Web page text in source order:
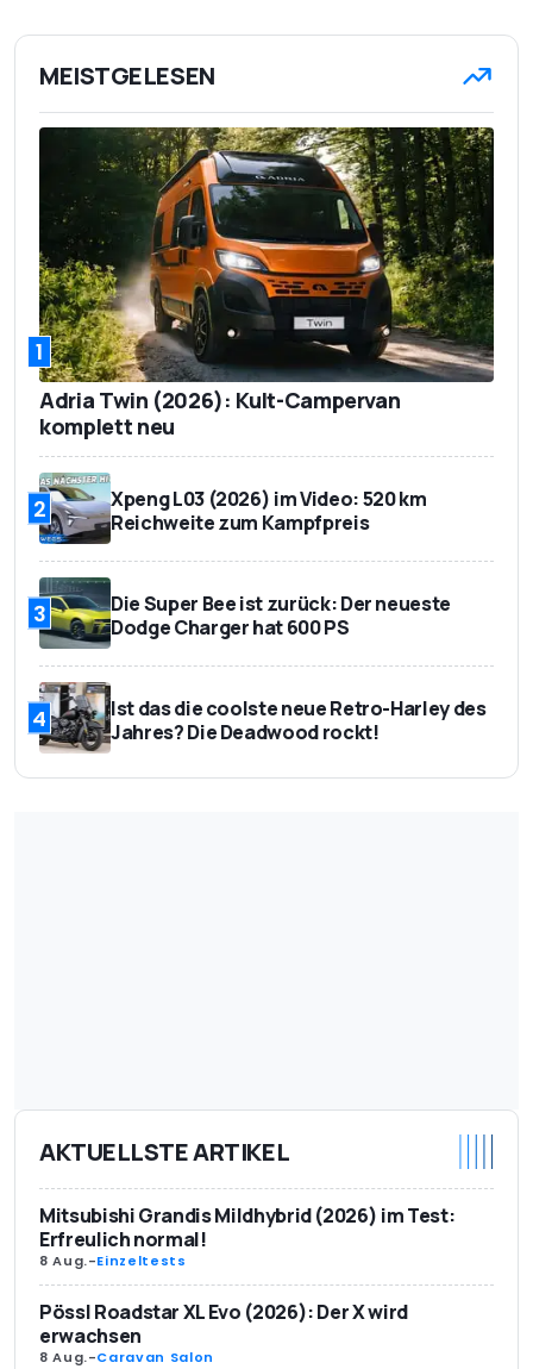
MEISTGELESEN
1
Adria Twin (2026): Kult-Campervan
komplett neu
2
Xpeng L03 (2026) im Video: 520 km
Reichweite zum Kampfpreis
3
Die Super Bee ist zurück: Der neueste
Dodge Charger hat 600 PS
4
Ist das die coolste neue Retro-Harley des
Jahres? Die Deadwood rockt!
AKTUELLSTE ARTIKEL
Mitsubishi Grandis Mildhybrid (2026) im Test:
Erfreulich normal!
8 Aug.-Einzeltests
Pössl Roadstar XL Evo (2026): Der X wird
erwachsen
8 Aug.-Caravan Salon